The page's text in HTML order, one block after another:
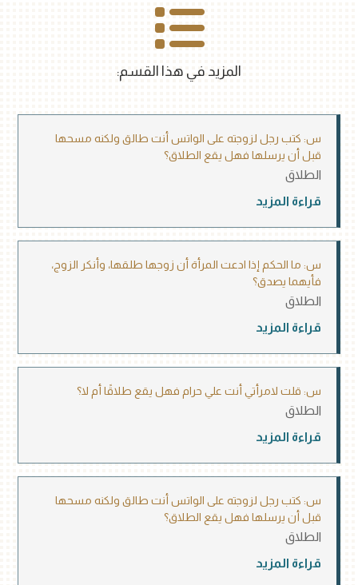
س: كتب رجل لزوجته على الواتس أنت طالق ولكنه مسحها
قبل أن يرسلها فهل يقع الطلاق؟
الطلاق
قراءة المزيد
س: ما الحكم إذا ادعت المرأة أن زوجها طلقها، وأنكر الزوج،
فأيهما يصدق؟
الطلاق
قراءة المزيد
س: قلت لامرأتي أنت علي حرام فهل يقع طلاقًا أم لا؟
الطلاق
قراءة المزيد
س: كتب رجل لزوجته على الواتس أنت طالق ولكنه مسحها
قبل أن يرسلها فهل يقع الطلاق؟
الطلاق
قراءة المزيد
المزيد في هذا القسم: